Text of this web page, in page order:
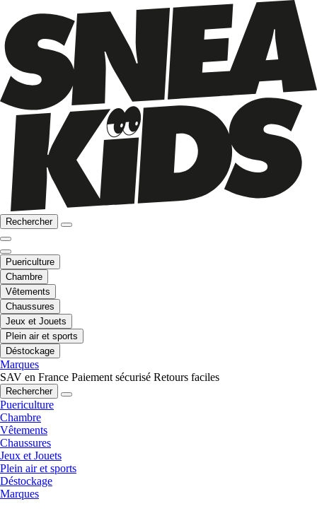
Rechercher
Puericulture
Chambre
Vêtements
Chaussures
Jeux et Jouets
Plein air et sports
Déstockage
Marques
SAV en France Paiement sécurisé Retours faciles
Rechercher
Puericulture
Chambre
Vêtements
Chaussures
Jeux et Jouets
Plein air et sports
Déstockage
Marques